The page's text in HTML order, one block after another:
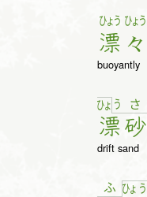
ひょう
漂
ひょう
々
buoyantly
ひょ う
漂
さ
砂
drift sand
ふ ひょ う